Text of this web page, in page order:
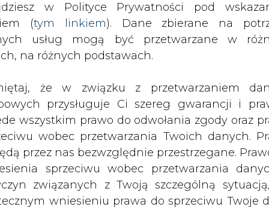
w Polityce Prywatności pod
(tym linkiem). Dane zbierane na
usług mogą być przetwarzane w
na różnych podstawach.
że w związku z przetwarzaniem
przysługuje Ci szereg gwarancji i
wszystkim prawo do odwołania zgody oraz
wobec przetwarzania Twoich danych.
przez nas bezwzględnie przestrzegane.
sprzeciwu wobec przetwarzania
związanych z Twoją szczególną
wniesieniu prawa do sprzeciwu Twoje
Usłyszeli zarzuty dotyczące
robót. Potwierdzali w dokumentach
- powiedział we wtorek PAP Piotr
- cała dziewiątka została
wydobycie węgla. W 2015 r. zakład
dotacji podmiot, zajmujący się